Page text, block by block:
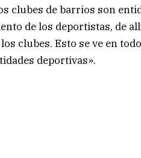
clubes de barrios son
de los deportistas, de
clubes. Esto se ve en
deportivas».